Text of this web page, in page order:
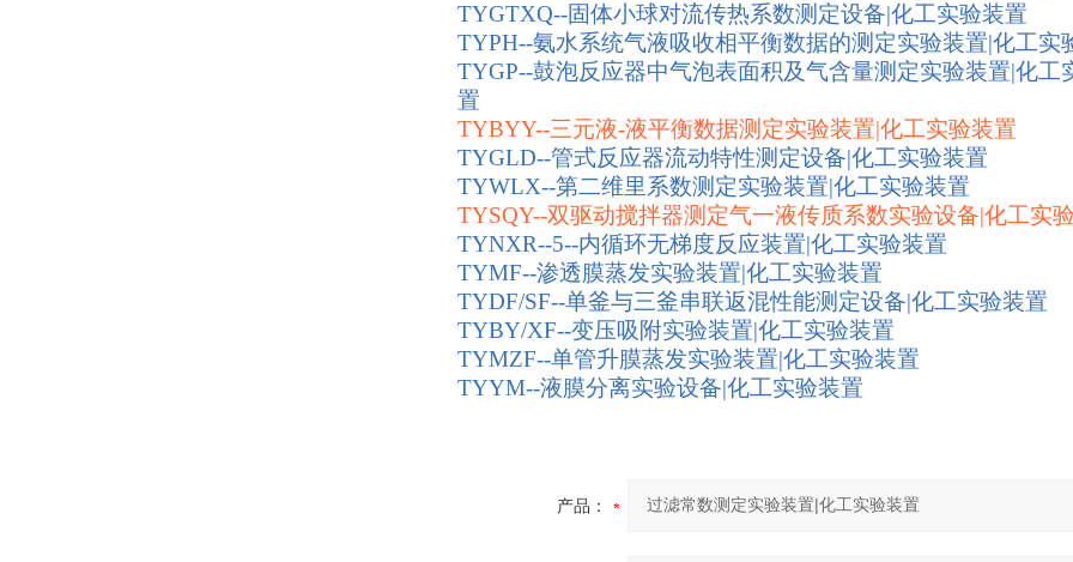
TYGTXQ--固体小球对流传热系数测定设备|化工实验装置
TYPH--氨水系统气液吸收相平衡数据的测定实验装置|化工实
TYGP--鼓泡反应器中气泡表面积及气含量测定实验装置|化工
置
TYBYY--三元液-液平衡数据测定实验装置|化工实验装置
TYGLD--管式反应器流动特性测定设备|化工实验装置
TYWLX--第二维里系数测定实验装置|化工实验装置
TYSQY--双驱动搅拌器测定气一液传质系数实验设备|化工实
TYNXR--5--内循环无梯度反应装置|化工实验装置
TYMF--渗透膜蒸发实验装置|化工实验装置
TYDF/SF--单釜与三釜串联返混性能测定设备|化工实验装置
TYBY/XF--变压吸附实验装置|化工实验装置
TYMZF--单管升膜蒸发实验装置|化工实验装置
TYYM--液膜分离实验设备|化工实验装置
产品：